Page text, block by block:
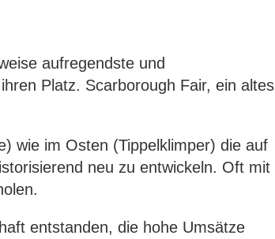
aufregendste und
Platz. Scarborough Fair, ein altes
wie im Osten (Tippelklimper) die auf
neu zu entwickeln. Oft mit
entstanden, die hohe Umsätze